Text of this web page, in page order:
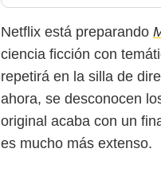
Netflix está preparando
ciencia ficción con
repetirá en la silla de
ahora, se desconocen
original acaba con un
es mucho más extenso.